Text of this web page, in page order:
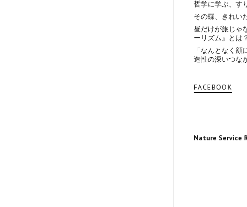
哲学に学ぶ、す
その蝶、きれい
昼だけが旅じゃ
ーリズム』とは
「なんとなく
造性の深いつな
FACEBOOK
Nature Service